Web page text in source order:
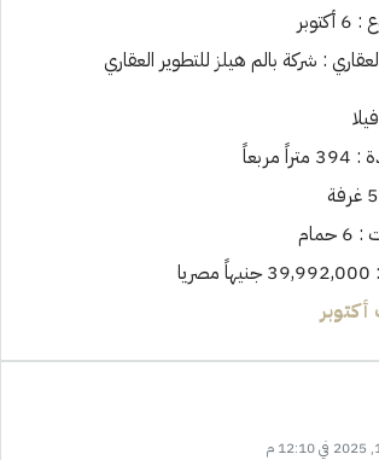
: شركة بالم هيلز للتطوير العقاري
أكتوبر